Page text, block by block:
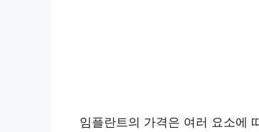
임플란트의 가격은 여러 요소에